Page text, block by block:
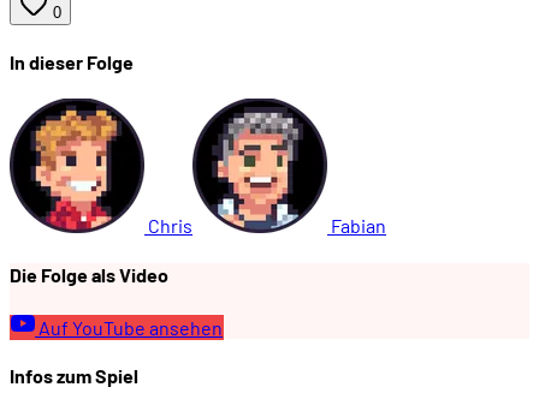
0
In dieser Folge
Chris Fabian
Die Folge als Video
Auf YouTube ansehen
Infos zum Spiel